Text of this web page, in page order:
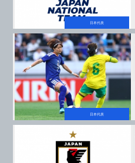
日本代表
日本代表